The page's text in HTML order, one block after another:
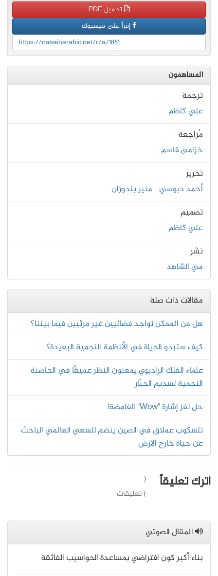
تحميل PDF
إقرأ على فيسبوك
https://nasainarabic.net/r/a/1851
المساهمون
ترجمة
علي كاظم
مُراجعة
خزامى قاسم
تحرير
أحمد دبوسي منير بندوزان
تصميم
علي كاظم
نشر
مي الشاهد
مقالات ذات صلة
هل من الممكن تواجد فضائيين غير مرئيين فيما بيننا؟
كيف ستبدو الحياة في الأنظمة النجمية البعيدة؟
علماء الفلك الراديوي يمعنون النظر عميقًا في الحاضنة
النجمية لسديم الجبّار
حل لغز إشارة "Wow" الغامضة!
تلسكوب عملاق في الصين ينضم للسعي العالمي الباحث
عن حياة خارج الارض
اترك تعليقاً
(
) تعليقات
المقال الصوتي
بناء أكبر كون افتراضي بمساعدة الحواسيب الفائقة